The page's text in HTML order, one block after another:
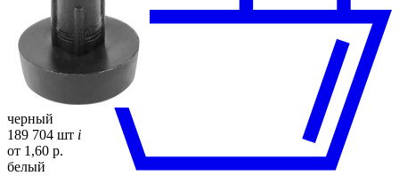
черный
189 704 шт i
от 1,60 р.
белый